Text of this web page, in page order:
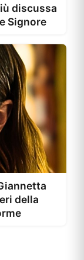
discussa
Signore
della